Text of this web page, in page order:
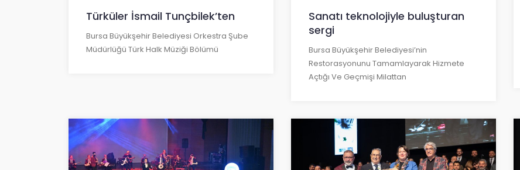
Türküler İsmail Tunçbilek’ten
Bursa Büyükşehir Belediyesi Orkestra Şube
Müdürlüğü Türk Halk Müziği Bölümü
Sanatı teknolojiyle buluşturan
sergi
Bursa Büyükşehir Belediyesi’nin
Restorasyonunu Tamamlayarak Hizmete
Açtığı Ve Geçmişi Milattan